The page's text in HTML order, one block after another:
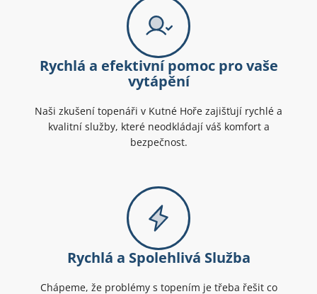
Rychlá a efektivní pomoc pro vaše
vytápění
Naši zkušení topenáři v Kutné Hoře zajišťují rychlé a
kvalitní služby, které neodkládají váš komfort a
bezpečnost.
Rychlá a Spolehlivá Služba
Chápeme, že problémy s topením je třeba řešit co